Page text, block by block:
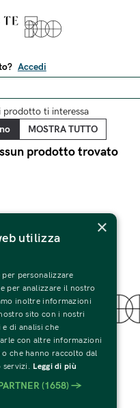
Accedi
prodotto ti interessa
prodotto trovato
Fondazione Palazzo Te
Tutti i Diritti Riservati
e P.IVA 01594270207
Codice SDI: USAL8PV
Te n.19 – 46100 Mantova
×
utilizza
personalizzare
per analizzare il nostro
inoltre informazioni
sito con i nostri
di analisi che
con altre informazioni
che hanno raccolto dal
servizi. Leggi di più
(1658) →